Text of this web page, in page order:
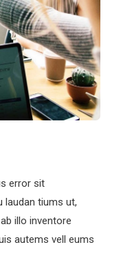
error sit
laudan tiums ut,
illo inventore
autems vell eums